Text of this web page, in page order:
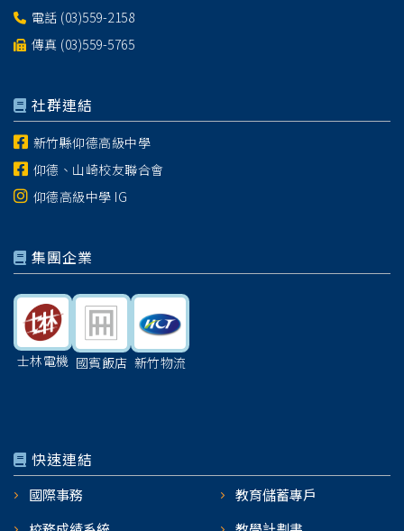
電話 (03)559-2158
傳真 (03)559-5765
社群連結
新竹縣仰德高級中學
仰德、山崎校友聯合會
仰德高級中學 IG
集團企業
士林電機 國賓飯店 新竹物流
快速連結
國際事務
教育儲蓄專戶